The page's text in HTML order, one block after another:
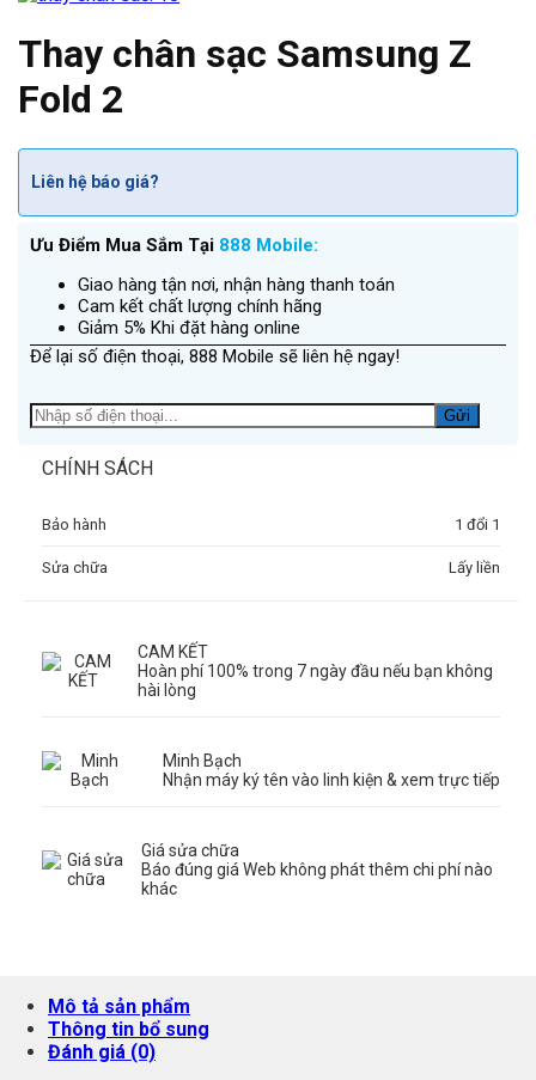
Thay chân sạc Samsung Z
Fold 2
Liên hệ báo giá?
Ưu Điểm Mua Sắm Tại 888 Mobile:
Giao hàng tận nơi, nhận hàng thanh toán
Cam kết chất lượng chính hãng
Giảm 5% Khi đặt hàng online
Để lại số điện thoại, 888 Mobile sẽ liên hệ ngay!
CHÍNH SÁCH
Bảo hành 1 đổi 1
Sửa chữa Lấy liền
CAM KẾT
Hoàn phí 100% trong 7 ngày đầu nếu bạn không
hài lòng
Minh Bạch
Nhận máy ký tên vào linh kiện & xem trực tiếp
Giá sửa chữa
Báo đúng giá Web không phát thêm chi phí nào
khác
Mô tả sản phẩm
Thông tin bổ sung
Đánh giá (0)